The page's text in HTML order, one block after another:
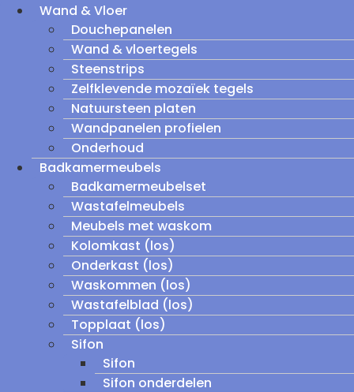
Wand & Vloer
Douchepanelen
Wand & vloertegels
Steenstrips
Zelfklevende mozaïek tegels
Natuursteen platen
Wandpanelen profielen
Onderhoud
Badkamermeubels
Badkamermeubelset
Wastafelmeubels
Meubels met waskom
Kolomkast (los)
Onderkast (los)
Waskommen (los)
Wastafelblad (los)
Topplaat (los)
Sifon
Sifon
Sifon onderdelen